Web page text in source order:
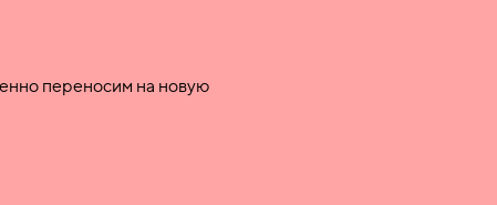
переносим на новую